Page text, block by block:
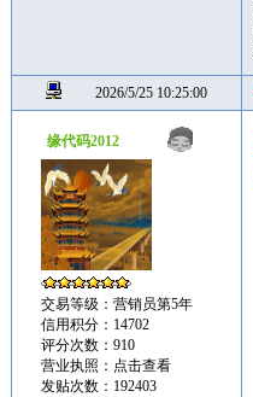
2026/5/25 10:25:00
缘代码2012
交易等级：营销员第5年
信用积分：14702
评分次数：910
营业执照： 点击查看
发贴次数：192403